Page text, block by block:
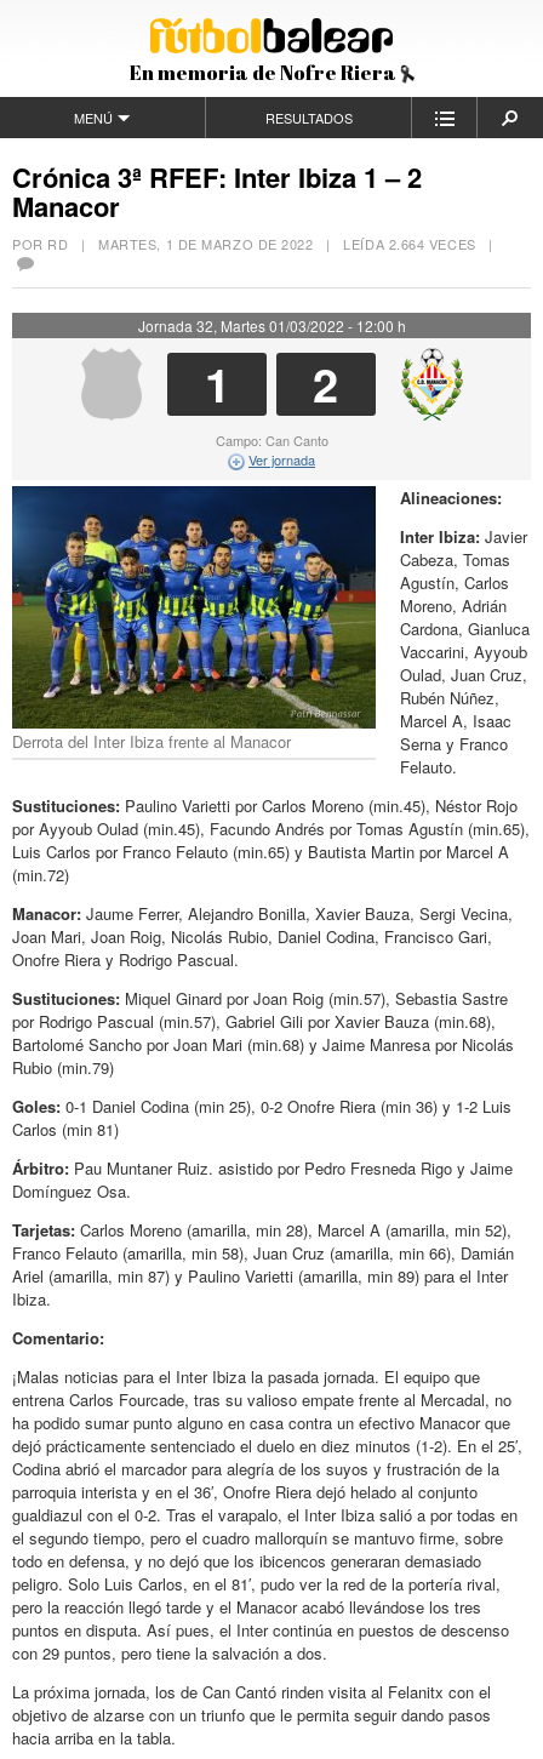
En memoria de Nofre Riera
MENÚ RESULTADOS
Crónica 3ª RFEF: Inter Ibiza 1 – 2
Manacor
POR RD | MARTES, 1 DE MARZO DE 2022 | LEÍDA 2.664 VECES |
Jornada 32, Martes 01/03/2022 - 12:00 h
1 2
Campo: Can Canto
Ver jornada
Derrota del Inter Ibiza frente al Manacor
Alineaciones:
Inter Ibiza: Javier
Cabeza, Tomas
Agustín, Carlos
Moreno, Adrián
Cardona, Gianluca
Vaccarini, Ayyoub
Oulad, Juan Cruz,
Rubén Núñez,
Marcel A, Isaac
Serna y Franco
Felauto.
Sustituciones: Paulino Varietti por Carlos Moreno (min.45), Néstor Rojo
por Ayyoub Oulad (min.45), Facundo Andrés por Tomas Agustín (min.65),
Luis Carlos por Franco Felauto (min.65) y Bautista Martin por Marcel A
(min.72)
Manacor: Jaume Ferrer, Alejandro Bonilla, Xavier Bauza, Sergi Vecina,
Joan Mari, Joan Roig, Nicolás Rubio, Daniel Codina, Francisco Gari,
Onofre Riera y Rodrigo Pascual.
Sustituciones: Miquel Ginard por Joan Roig (min.57), Sebastia Sastre
por Rodrigo Pascual (min.57), Gabriel Gili por Xavier Bauza (min.68),
Bartolomé Sancho por Joan Mari (min.68) y Jaime Manresa por Nicolás
Rubio (min.79)
Goles: 0-1 Daniel Codina (min 25), 0-2 Onofre Riera (min 36) y 1-2 Luis
Carlos (min 81)
Árbitro: Pau Muntaner Ruiz. asistido por Pedro Fresneda Rigo y Jaime
Domínguez Osa.
Tarjetas: Carlos Moreno (amarilla, min 28), Marcel A (amarilla, min 52),
Franco Felauto (amarilla, min 58), Juan Cruz (amarilla, min 66), Damián
Ariel (amarilla, min 87) y Paulino Varietti (amarilla, min 89) para el Inter
Ibiza.
Comentario:
¡Malas noticias para el Inter Ibiza la pasada jornada. El equipo que
entrena Carlos Fourcade, tras su valioso empate frente al Mercadal, no
ha podido sumar punto alguno en casa contra un efectivo Manacor que
dejó prácticamente sentenciado el duelo en diez minutos (1-2). En el 25′,
Codina abrió el marcador para alegría de los suyos y frustración de la
parroquia interista y en el 36′, Onofre Riera dejó helado al conjunto
gualdiazul con el 0-2. Tras el varapalo, el Inter Ibiza salió a por todas en
el segundo tiempo, pero el cuadro mallorquín se mantuvo firme, sobre
todo en defensa, y no dejó que los ibicencos generaran demasiado
peligro. Solo Luis Carlos, en el 81′, pudo ver la red de la portería rival,
pero la reacción llegó tarde y el Manacor acabó llevándose los tres
puntos en disputa. Así pues, el Inter continúa en puestos de descenso
con 29 puntos, pero tiene la salvación a dos.
La próxima jornada, los de Can Cantó rinden visita al Felanitx con el
objetivo de alzarse con un triunfo que le permita seguir dando pasos
hacia arriba en la tabla.